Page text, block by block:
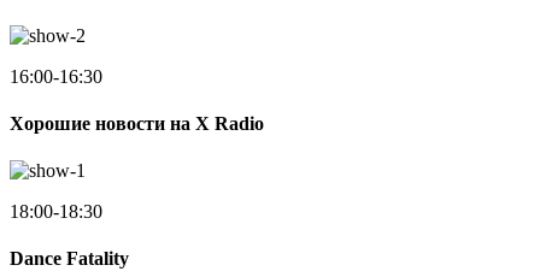
16:00-16:30
Хорошие новости на X Radio
18:00-18:30
Dance Fatality